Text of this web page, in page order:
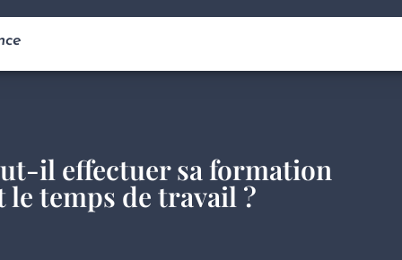
il effectuer sa formation
le temps de travail ?